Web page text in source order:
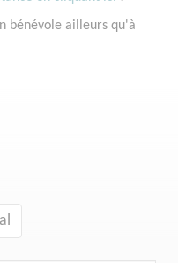
bénévole ailleurs qu'à